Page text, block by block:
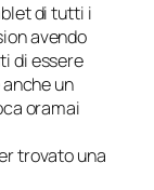
di tutti i
avendo
di essere
un
oramai
trovato una